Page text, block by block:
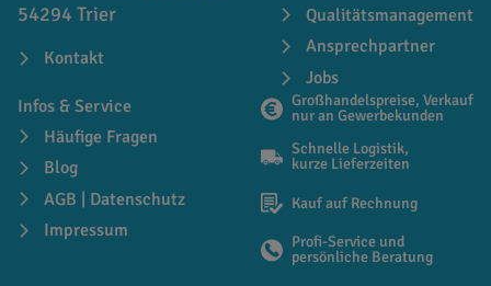
54294 Trier
Kontakt
Qualitätsmanagement
Ansprechpartner
Jobs
Infos & Service
Häufige Fragen
Blog
AGB | Datenschutz
Impressum
Großhandelspreise, Verkauf
nur an Gewerbekunden
Schnelle Logistik,
kurze Lieferzeiten
Kauf auf Rechnung
Profi-Service und
persönliche Beratung